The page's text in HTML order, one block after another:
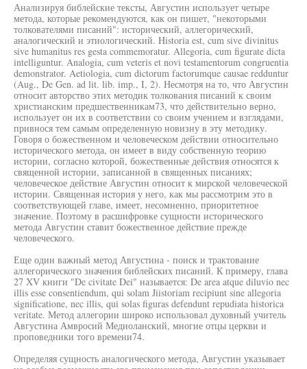
Анализируя библейские тексты, Августин использует четыре
метода, которые рекомендуются, как он пишет, "некоторыми
толкователями писаний": исторический, аллегорический,
аналогический и этиологический. Historia est, cum sive divinitus
sive humanitus res gesta commemoratur. Allegoria, cum figurate dicta
intelliguntur. Analogia, cum veteris et novi testamentorum congruentia
demonstrator. Aetiologia, cum dictorum factorumque causae redduntur
(Aug., De Gen. ad lit. lib. imp., I, 2). Несмотря на то, что Августин
относит авторство этих методик толкования писаний к своим
христианским предшественникам73, что действительно верно,
использует он их в соответствии со своим учением и взглядами,
привнося тем самым определенную новизну в эту методику.
Говоря о божественном и человеческом действии относительно
исторического метода, он имеет в виду собственную теорию
истории, согласно которой, божественные действия относятся к
священной истории, записанной в священных писаниях;
человеческое действие Августин относит к мирской человеческой
истории. Священная история у него, как мы рассмотрим это в
соответствующей главе, имеет, несомненно, приоритетное
значение. Поэтому в расшифровке сущности исторического
метода Августин ставит божественное действие прежде
человеческого.
Еще один важный метод Августина - поиск и трактование
аллегорического значения библейских писаний. К примеру, глава
27 XV книги "De civitate Dei" называется: De area atque diluvio nec
illis esse consentiendum, qui solam Jiistoriam recipiunt sine allegoria
significatione, nec illis, qui solas figuras defendunt repudiata historica
veritate. Метод аллегории широко использовал духовный учитель
Августина Амвросий Медиоланский, многие отцы церкви и
проповедники того времени74.
Определяя сущность аналогического метода, Августин указывает